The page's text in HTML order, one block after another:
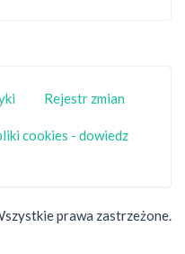
Rejestr zmian
cookies - dowiedz
prawa zastrzeżone.